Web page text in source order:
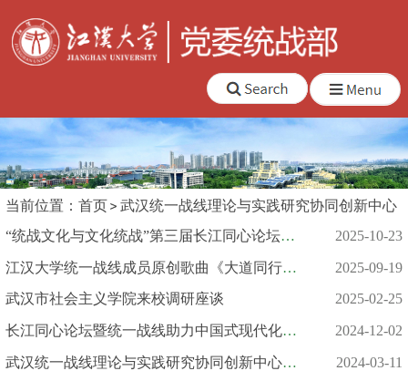
当前位置： 首页
武汉统一战线理论与实践研究协同创新中心
“统战文化与文化统战”第三届长江同心论坛在汉举行
2025-10-23
江汉大学统一战线成员原创歌曲《大道同行》亮相湖北省统战文化博... 2025-09-19
武汉市社会主义学院来校调研座谈 2025-02-25
长江同心论坛暨统一战线助力中国式现代化理论研讨会在武汉召开 2024-12-02
武汉统一战线理论与实践研究协同创新中心工作会议在我校召开 2024-03-11